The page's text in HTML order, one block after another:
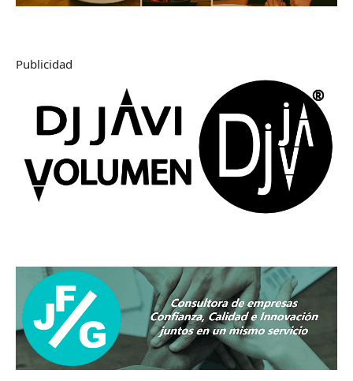
Publicidad